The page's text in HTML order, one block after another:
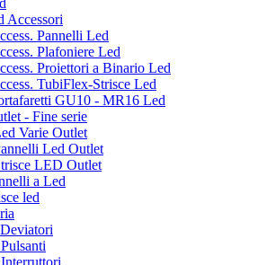
Accessori
Pannelli Led
Plafoniere Led
Proiettori a Binario Led
TubiFlex-Strisce Led
GU10 - MR16 Led
- Fine serie
Varie Outlet
Led Outlet
LED Outlet
a Led
led